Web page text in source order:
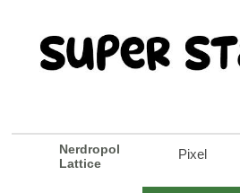
Nerdropol
Lattice
Pixel